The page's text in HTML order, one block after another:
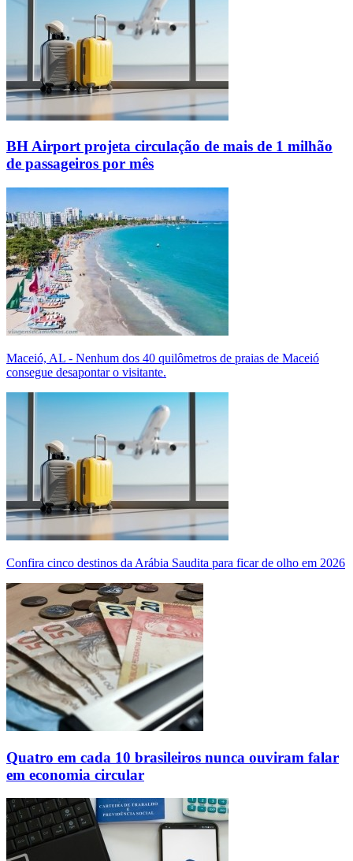
BH Airport projeta circulação de mais de 1 milhão
de passageiros por mês
Maceió, AL - Nenhum dos 40 quilômetros de praias de Maceió
consegue desapontar o visitante.
Confira cinco destinos da Arábia Saudita para ficar de olho em 2026
Quatro em cada 10 brasileiros nunca ouviram falar
em economia circular